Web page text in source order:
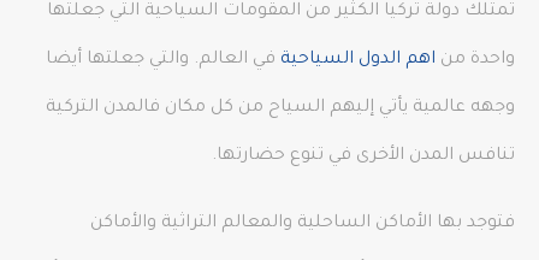
تمتلك دولة تركيا الكثير من المقومات السياحية التي جعلتها
واحدة من اهم الدول السياحية في العالم. والتي جعلتها أيضا
وجهه عالمية يأتي إليهم السياح من كل مكان فالمدن التركية
تنافس المدن الأخرى في تنوع حضارتها.
فتوجد بها الأماكن الساحلية والمعالم التراثية والأماكن